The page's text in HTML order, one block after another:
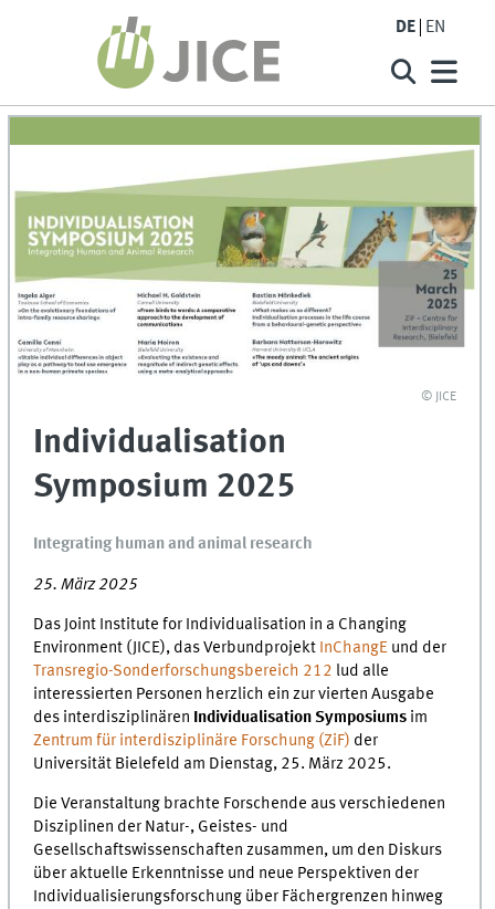
DE EN
© JICE
Individualisation
Symposium 2025
Integrating human and animal research
25. März 2025
Das Joint Institute for Individualisation in a Changing
Environment (JICE), das Verbundprojekt InChangE und der
Transregio-Sonderforschungsbereich 212 lud alle
interessierten Personen herzlich ein zur vierten Ausgabe
des interdisziplinären Individualisation Symposiums im
Zentrum für interdisziplinäre Forschung (ZiF) der
Universität Bielefeld am Dienstag, 25. März 2025.
Die Veranstaltung brachte Forschende aus verschiedenen
Disziplinen der Natur-, Geistes- und
Gesellschaftswissenschaften zusammen, um den Diskurs
über aktuelle Erkenntnisse und neue Perspektiven der
Individualisierungsforschung über Fächergrenzen hinweg